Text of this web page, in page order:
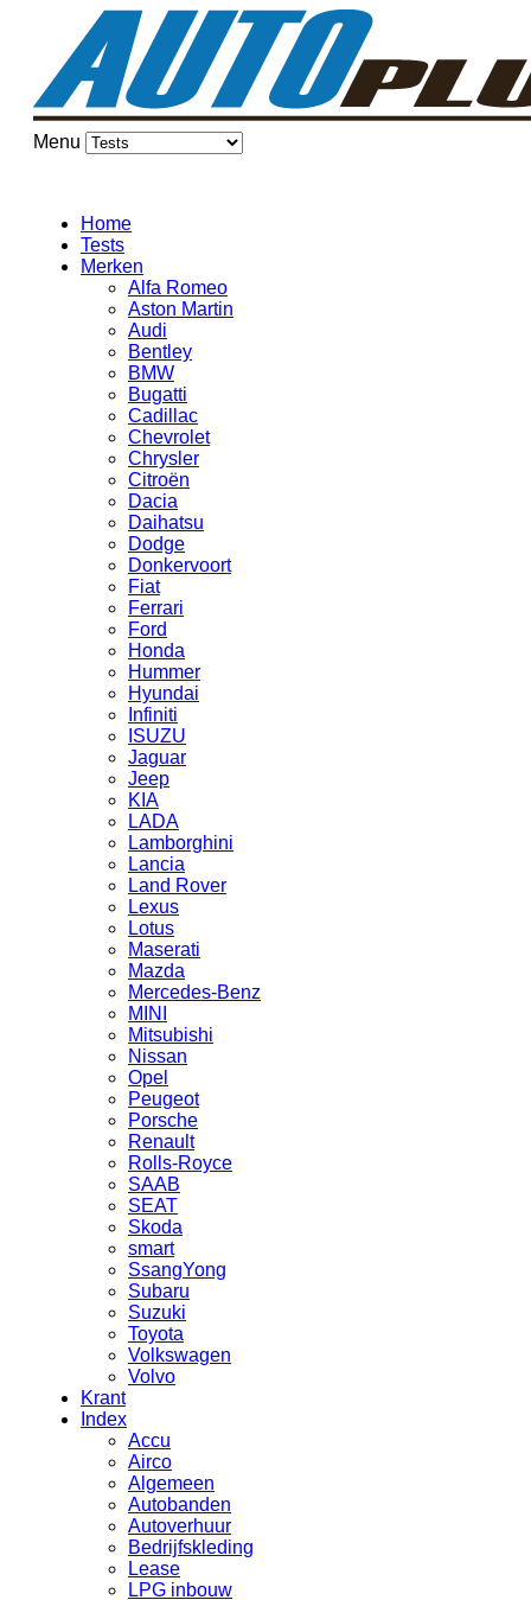
Menu
Home
Tests
Merken
Alfa Romeo
Aston Martin
Audi
Bentley
BMW
Bugatti
Cadillac
Chevrolet
Chrysler
Citroën
Dacia
Daihatsu
Dodge
Donkervoort
Fiat
Ferrari
Ford
Honda
Hummer
Hyundai
Infiniti
ISUZU
Jaguar
Jeep
KIA
LADA
Lamborghini
Lancia
Land Rover
Lexus
Lotus
Maserati
Mazda
Mercedes-Benz
MINI
Mitsubishi
Nissan
Opel
Peugeot
Porsche
Renault
Rolls-Royce
SAAB
SEAT
Skoda
smart
SsangYong
Subaru
Suzuki
Toyota
Volkswagen
Volvo
Krant
Index
Accu
Airco
Algemeen
Autobanden
Autoverhuur
Bedrijfskleding
Lease
LPG inbouw